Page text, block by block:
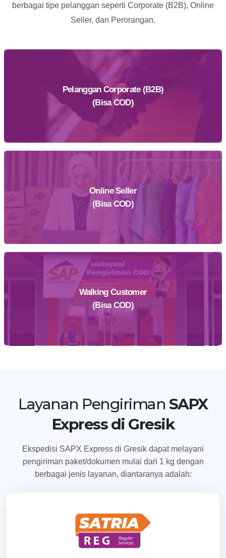
berbagai tipe pelanggan seperti Corporate (B2B), Online
Seller, dan Perorangan.
Pelanggan Corporate (B2B)
(Bisa COD)
Daftar Sekarang
Online Seller
(Bisa COD)
Daftar Sekarang
Walking Customer
(Bisa COD)
Layanan Pengiriman SAPX
Express di Gresik
Ekspedisi SAPX Express di Gresik dapat melayani
pengiriman paket/dokumen mulai dari 1 kg dengan
berbagai jenis layanan, diantaranya adalah: